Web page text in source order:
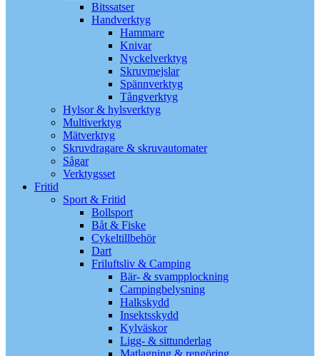
Bitssatser
Handverktyg
Hammare
Knivar
Nyckelverktyg
Skruvmejslar
Spännverktyg
Tångverktyg
Hylsor & hylsverktyg
Multiverktyg
Mätverktyg
Skruvdragare & skruvautomater
Sågar
Verktygsset
Fritid
Sport & Fritid
Bollsport
Båt & Fiske
Cykeltillbehör
Dart
Friluftsliv & Camping
Bär- & svampplockning
Campingbelysning
Halkskydd
Insektsskydd
Kylväskor
Ligg- & sittunderlag
Matlagning & rengöring